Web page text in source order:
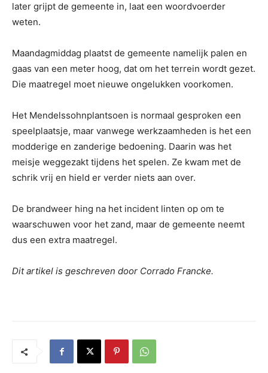
later grijpt de gemeente in, laat een woordvoerder
weten.
Maandagmiddag plaatst de gemeente namelijk palen en
gaas van een meter hoog, dat om het terrein wordt gezet.
Die maatregel moet nieuwe ongelukken voorkomen.
Het Mendelssohnplantsoen is normaal gesproken een
speelplaatsje, maar vanwege werkzaamheden is het een
modderige en zanderige bedoening. Daarin was het
meisje weggezakt tijdens het spelen. Ze kwam met de
schrik vrij en hield er verder niets aan over.
De brandweer hing na het incident linten op om te
waarschuwen voor het zand, maar de gemeente neemt
dus een extra maatregel.
Dit artikel is geschreven door Corrado Francke.